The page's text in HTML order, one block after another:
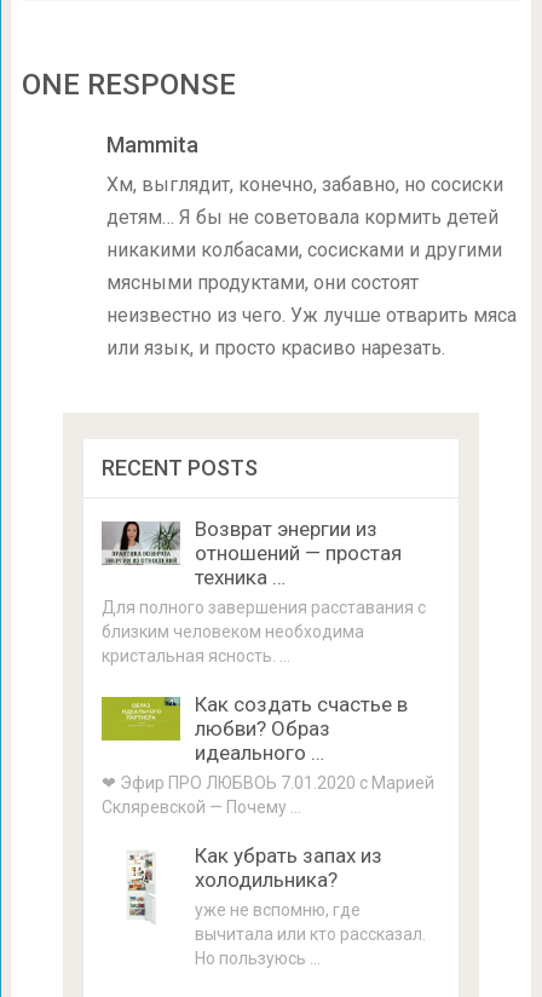
ONE RESPONSE
Mammita
Хм, выглядит, конечно, забавно, но сосиски
детям… Я бы не советовала кормить детей
никакими колбасами, сосисками и другими
мясными продуктами, они состоят
неизвестно из чего. Уж лучше отварить мяса
или язык, и просто красиво нарезать.
RECENT POSTS
Возврат энергии из
отношений — простая
техника …
Для полного завершения расставания с
близким человеком необходима
кристальная ясность. …
Как создать счастье в
любви? Образ
идеального …
❤ Эфир ПРО ЛЮБВОЬ 7.01.2020 с Марией
Скляревской — Почему …
Как убрать запах из
холодильника?
уже не вспомню, где
вычитала или кто рассказал.
Но пользуюсь …